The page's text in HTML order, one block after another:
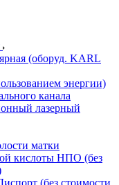
(оборуд. KARL
энергии)
канала
лазерный
матки
кислоты НПО (без
(без стоимости